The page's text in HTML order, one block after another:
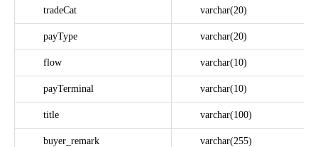
tradeCat varchar(20)
payType varchar(20)
flow varchar(10)
payTerminal varchar(10)
title varchar(100)
buyer_remark varchar(255)